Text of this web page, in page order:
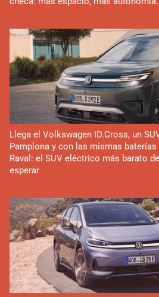
Llega el Volkswagen ID.Cross, un
Pamplona y con las mismas baterías
Raval: el SUV eléctrico más barato
esperar